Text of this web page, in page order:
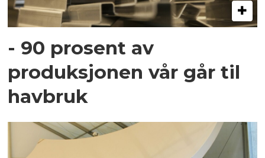
- 90 prosent av
produksjonen vår går til
havbruk